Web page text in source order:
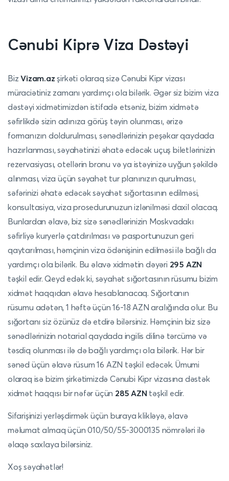
Cənubi Kiprə Viza Dəstəyi
BizVizam.az şirkəti olaraq sizə Cənubi Kipr vizası
müraciətiniz zamanı yardımçı ola bilərik. Əgər siz bizim viza
dəstəyi xidmətimizdən istifadə etsəniz, bizim xidmətə
səfirlikdə sizin adınıza görüş təyin olunması, ərizə
formanızın doldurulması, sənədlərinizin peşəkar qaydada
hazırlanması, səyahətinizi əhatə edəcək uçuş biletlərinizin
rezervasiyası, otellərin bronu və ya istəyinizə uyğun şəkildə
alınması, viza üçün səyahət tur planınızın qurulması,
səfərinizi əhatə edəcək səyahət sığortasının edilməsi,
konsultasiya, viza prosedurunuzun izlənilməsi daxil olacaq.
Bunlardan əlavə, biz sizə sənədlərinizin Moskvadakı
səfirliyə kuryerlə çatdırılması və pasportunuzun geri
qaytarılması, həmçinin viza ödənişinin edilməsi ilə bağlı da
yardımçı ola bilərik. Bu əlavə xidmətin dəyəri 295 AZN
təşkil edir. Qeyd edək ki, səyahət sığortasının rüsumu bizim
xidmət haqqıdan əlavə hesablanacaq. Sığortanın
rüsumu adətən, 1 həftə üçün 16-18 AZN aralığında olur. Bu
sığortanı siz özünüz də etdirə bilərsiniz. Həmçinin biz sizə
sənədlərinizin notarial qaydada ingilis dilinə tərcümə və
təsdiq olunması ilə də bağlı yardımçı ola bilərik. Hər bir
sənəd üçün əlavə rüsum 16 AZN təşkil edəcək. Ümumi
olaraq isə bizim şirkətimizdə Cənubi Kipr vizasına dəstək
xidmət haqqısı bir nəfər üçün 285 AZN təşkil edir.
Sifarişinizi yerləşdirmək üçün buraya klikləyə, əlavə
məlumat almaq üçün 010/50/55-3000135 nömrələri ilə
əlaqə saxlaya bilərsiniz.
Xoş səyahətlər!